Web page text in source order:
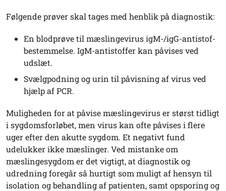
Følgende prøver skal tages med henblik på diagnostik:
En blodprøve til mæslingevirus igM-/igG-antistof-
bestemmelse. IgM-antistoffer kan påvises ved
udslæt.
Svælgpodning og urin til påvisning af virus ved
hjælp af PCR.
Muligheden for at påvise mæslingevirus er størst tidligt
i sygdomsforløbet, men virus kan ofte påvises i flere
uger efter den akutte sygdom. Et negativt fund
udelukker ikke mæslinger. Ved mistanke om
mæslingesygdom er det vigtigt, at diagnostik og
udredning foregår så hurtigt som muligt af hensyn til
isolation og behandling af patienten, samt opsporing og